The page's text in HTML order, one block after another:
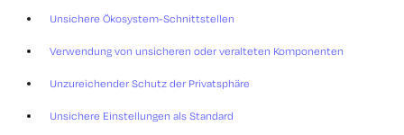
Unsichere Ökosystem-Schnittstellen
Verwendung von unsicheren oder veralteten Komponenten
Unzureichender Schutz der Privatsphäre
Unsichere Einstellungen als Standard